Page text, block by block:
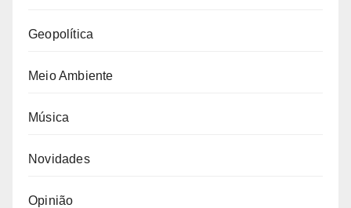
Geopolítica
Meio Ambiente
Música
Novidades
Opinião